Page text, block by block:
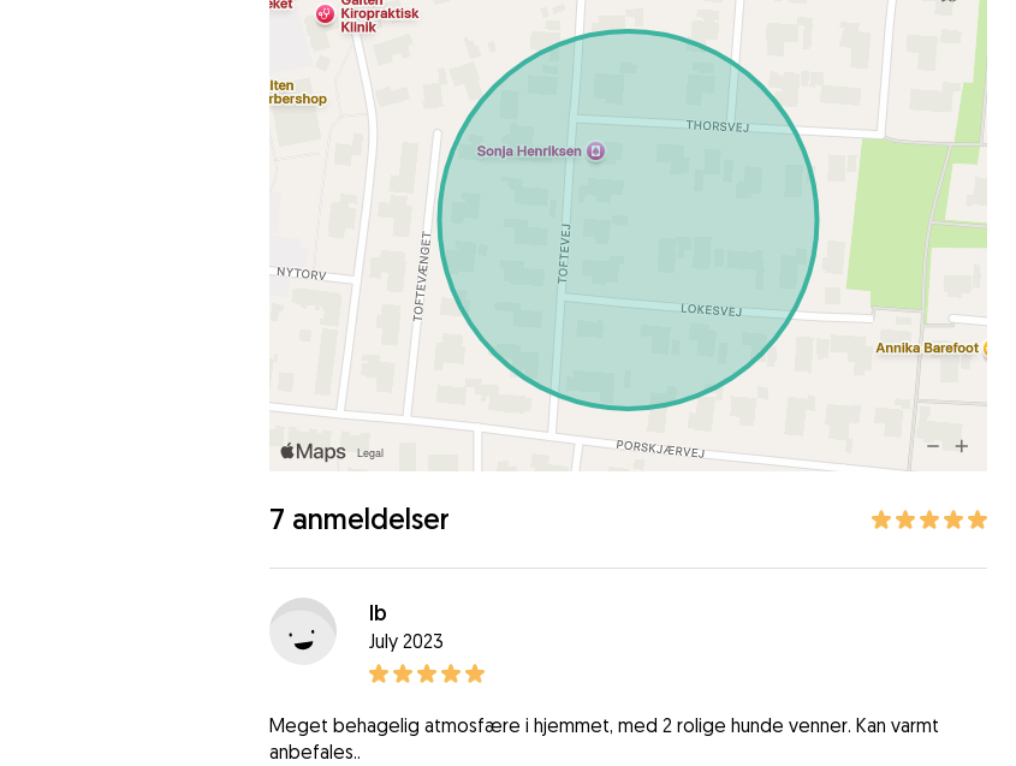
7 anmeldelser
Ib
July 2023
Meget behagelig atmosfære i hjemmet, med 2 rolige hunde venner. Kan varmt
anbefales..